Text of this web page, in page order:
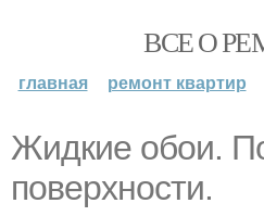
ВСЕ О
главная ремонт квартир
Жидкие обои.
поверхности.